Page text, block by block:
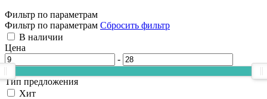
Фильтр по параметрам
Фильтр по параметрам Сбросить фильтр
В наличии
Цена
-
Тип предложения
Хит